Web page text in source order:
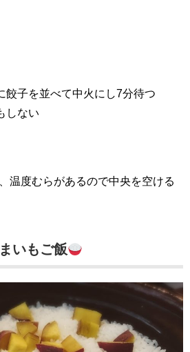
餃子を並べて中火にし7分待つ
しない
温度むらがあるので中央を空ける
いもご飯